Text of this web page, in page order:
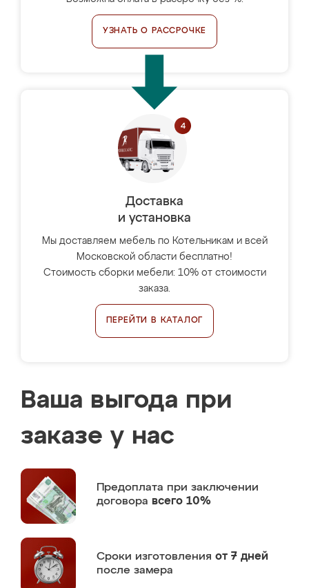
УЗНАТЬ О РАССРОЧКЕ
Доставка
и установка
Мы доставляем мебель по Котельникам и всей
Московской области бесплатно!
Стоимость сборки мебели: 10% от стоимости
заказа.
ПЕРЕЙТИ В КАТАЛОГ
Ваша выгода при
заказе у нас
Предоплата при заключении
договора всего 10%
Сроки изготовления от 7 дней
после замера